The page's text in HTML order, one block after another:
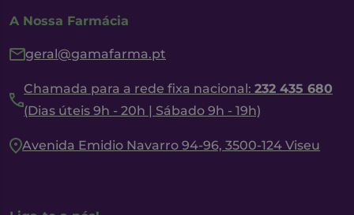
A Nossa Farmácia
geral@gamafarma.pt
Chamada para a rede fixa nacional: 232 435 680
(Dias úteis 9h - 20h | Sábado 9h - 19h)
Avenida Emidio Navarro 94-96, 3500-124 Viseu